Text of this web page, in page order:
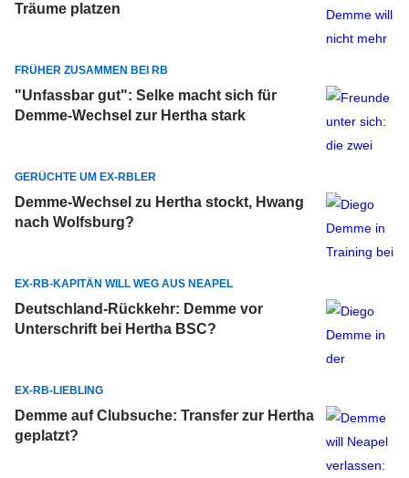
Träume platzen
FRÜHER ZUSAMMEN BEI RB
"Unfassbar gut": Selke macht sich für
Demme-Wechsel zur Hertha stark
GERÜCHTE UM EX-RBLER
Demme-Wechsel zu Hertha stockt, Hwang
nach Wolfsburg?
EX-RB-KAPITÄN WILL WEG AUS NEAPEL
Deutschland-Rückkehr: Demme vor
Unterschrift bei Hertha BSC?
EX-RB-LIEBLING
Demme auf Clubsuche: Transfer zur Hertha
geplatzt?